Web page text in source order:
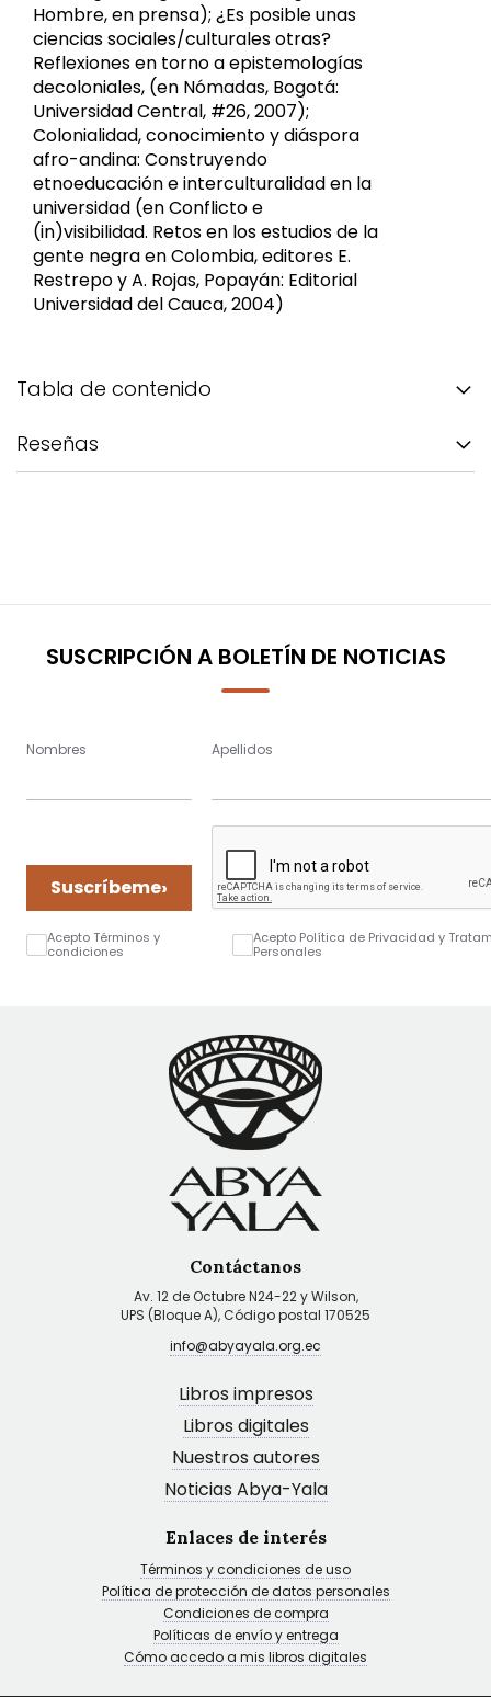
Hombre, en prensa); ¿Es posible unas
ciencias sociales/culturales otras?
Reflexiones en torno a epistemologías
decoloniales, (en Nómadas, Bogotá:
Universidad Central, #26, 2007);
Colonialidad, conocimiento y diáspora
afro-andina: Construyendo
etnoeducación e interculturalidad en la
universidad (en Conflicto e
(in)visibilidad. Retos en los estudios de la
gente negra en Colombia, editores E.
Restrepo y A. Rojas, Popayán: Editorial
Universidad del Cauca, 2004)
Tabla de contenido
Reseñas
SUSCRIPCIÓN A BOLETÍN DE NOTICIAS
Nombres Apellidos
Suscríbeme›
Acepto Términos y
condiciones
Acepto Política de Privacidad y
Personales
Contáctanos
Av. 12 de Octubre N24-22 y Wilson,
UPS (Bloque A), Código postal 170525
info@abyayala.org.ec
Libros impresos
Libros digitales
Nuestros autores
Noticias Abya-Yala
Enlaces de interés
Términos y condiciones de uso
Política de protección de datos personales
Condiciones de compra
Políticas de envío y entrega
Cómo accedo a mis libros digitales